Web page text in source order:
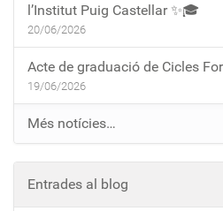
l’Institut Puig Castellar ✨🎓
20/06/2026
Acte de graduació de Cicles
19/06/2026
Més notícies…
Entrades al blog